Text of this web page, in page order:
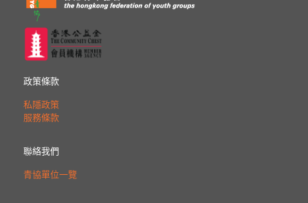
政策條款
私隱政策
服務條款
聯絡我們
青協單位一覽